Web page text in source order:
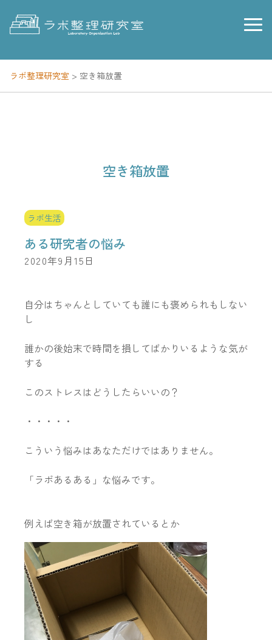
content
ラボ整理研究室 > 空き箱放置
空き箱放置
ラボ生活
ある研究者の悩み
2020年9月15日
自分はちゃんとしていても誰にも褒められもしない
し
誰かの後始末で時間を損してばかりいるような気が
する
このストレスはどうしたらいいの？
・・・・・
こういう悩みはあなただけではありません。
「ラボあるある」な悩みです。
例えば空き箱が放置されているとか